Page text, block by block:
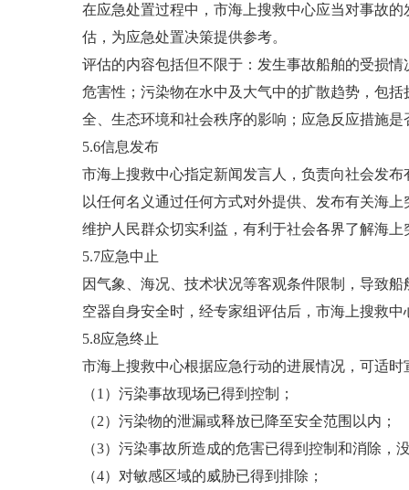
在应急处置过程中，市海上搜救中心应当对事故
估，为应急处置决策提供参考。
评估的内容包括但不限于：发生事故船舶的受损
危害性；污染物在水中及大气中的扩散趋势，包
全、生态环境和社会秩序的影响；应急反应措施是
5.6信息发布
市海上搜救中心指定新闻发言人，负责向社会发
以任何名义通过任何方式对外提供、发布有关海
维护人民群众切实利益，有利于社会各界了解海
5.7应急中止
因气象、海况、技术状况等客观条件限制，导致
空器自身安全时，经专家组评估后，市海上搜救
5.8应急终止
市海上搜救中心根据应急行动的进展情况，可适
（1）污染事故现场已得到控制；
（2）污染物的泄漏或释放已降至安全范围以内；
（3）污染事故所造成的危害已得到控制和消除，
（4）对敏感区域的威胁已得到排除；